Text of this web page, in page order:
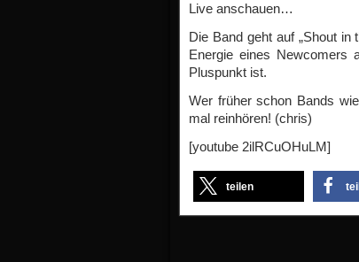
Live anschauen…
Die Band geht auf „Shout
Energie eines Newcomers
Pluspunkt ist.
Wer früher schon Bands
mal reinhören! (chris)
[youtube 2ilRCuOHuLM]
teilen